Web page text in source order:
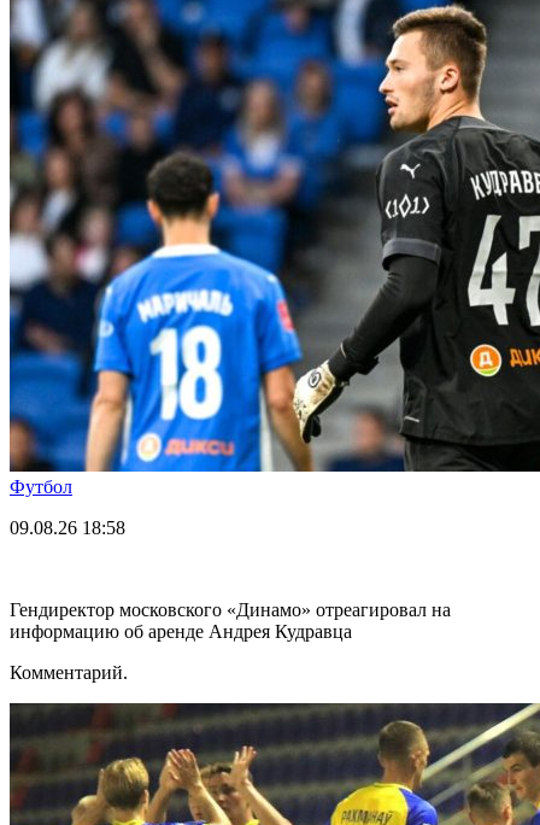
Футбол
09.08.26 18:58
Гендиректор московского «Динамо» отреагировал на
информацию об аренде Андрея Кудравца
Комментарий.